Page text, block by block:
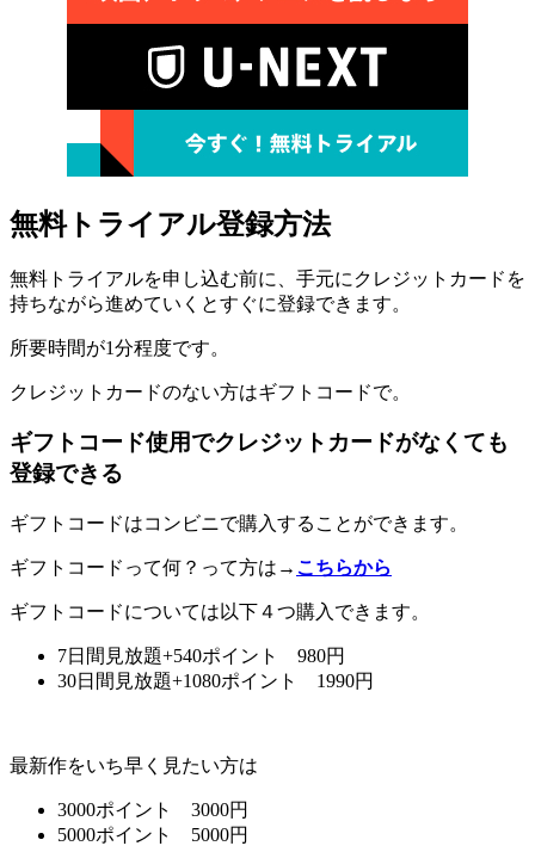
無料トライアル登録方法
無料トライアルを申し込む前に、手元にクレジットカードを
持ちながら進めていくとすぐに登録できます。
所要時間が1分程度です。
クレジットカードのない方はギフトコードで。
ギフトコード使用でクレジットカードがなくても
登録できる
ギフトコードはコンビニで購入することができます。
ギフトコードって何？って方は→ こちらから
ギフトコードについては以下４つ購入できます。
7日間見放題+540ポイント 980円
30日間見放題+1080ポイント 1990円
最新作をいち早く見たい方は
3000ポイント 3000円
5000ポイント 5000円